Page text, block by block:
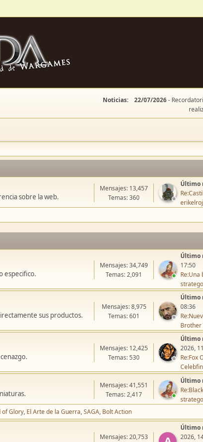
Noticias: 22/07/2026-
sobre la web.
Mensajes: 13,457
Temas: 360
Último
especifico.
Mensajes: 34,749
Temas: 2,091
Último
17:50
Re:Una
sus productos.
Mensajes: 8,975
Temas: 601
Último
08:36
Brother
Mensajes: 12,425
Temas: 530
Último
2026,
Re:Fox
Celebfin
Mensajes: 41,551
Temas: 2,417
Último
of Glory El Arte de la Guerra SAGA Bolt Action
Mensajes: 20,753
Último
2026,